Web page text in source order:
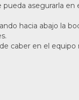
asegurarla en
hacia abajo la
caber en el equipo